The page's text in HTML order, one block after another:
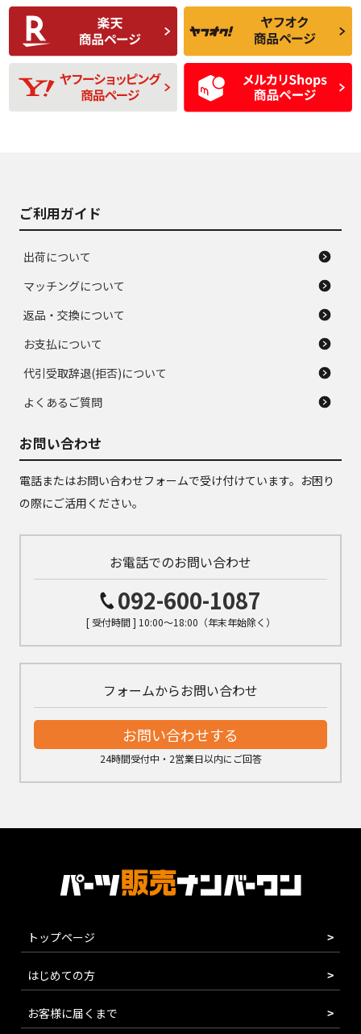
C
比較的きれいな中古
品
C
られるが、使用に問
題のない中古品
D
使用感や目立つ傷が
あり、一般的な中古
品
D
残り溝も少なく、偏
磨耗がみられ、短期
間使用できるくらい
の中古品
ご利用ガイド
出荷について
マッチングについて
返品・交換について
お支払について
代引受取辞退(拒否)について
よくあるご質問
お問い合わせ
電話またはお問い合わせフォームで受け付けています。お困り
の際にご活用ください。
お電話でのお問い合わせ
092-600-1087
[ 受付時間 ] 10:00～18:00（年末年始除く）
フォームからお問い合わせ
お問い合わせする
24時間受付中・2営業日以内にご回答
トップページ
はじめての方
お客様に届くまで